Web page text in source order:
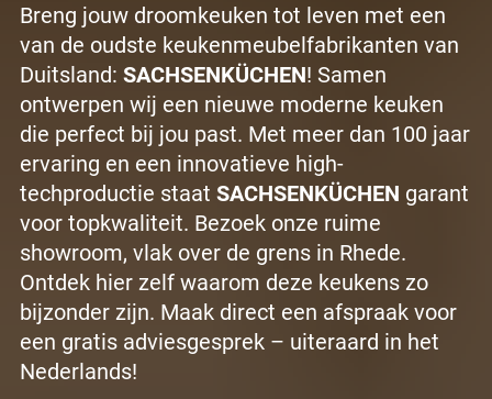
Breng jouw droomkeuken tot leven met een
van de oudste keukenmeubelfabrikanten van
Duitsland: SACHSENKÜCHEN! Samen
ontwerpen wij een nieuwe moderne keuken
die perfect bij jou past. Met meer dan 100 jaar
ervaring en een innovatieve high-
techproductie staat SACHSENKÜCHEN garant
voor topkwaliteit. Bezoek onze ruime
showroom, vlak over de grens in Rhede.
Ontdek hier zelf waarom deze keukens zo
bijzonder zijn. Maak direct een afspraak voor
een gratis adviesgesprek – uiteraard in het
Nederlands!